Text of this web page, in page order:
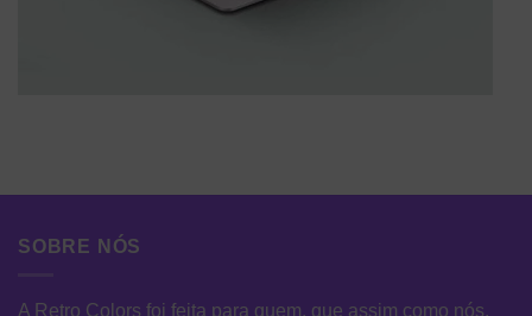
SOBRE NÓS
A Retro Colors foi feita para quem, que assim como nós,